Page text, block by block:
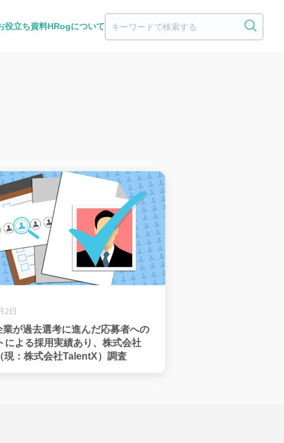
役立ち資料HRogについて
2日
業が過去選考に進んだ応募者への
による採用実績あり、株式会社
現：株式会社TalentX）調査